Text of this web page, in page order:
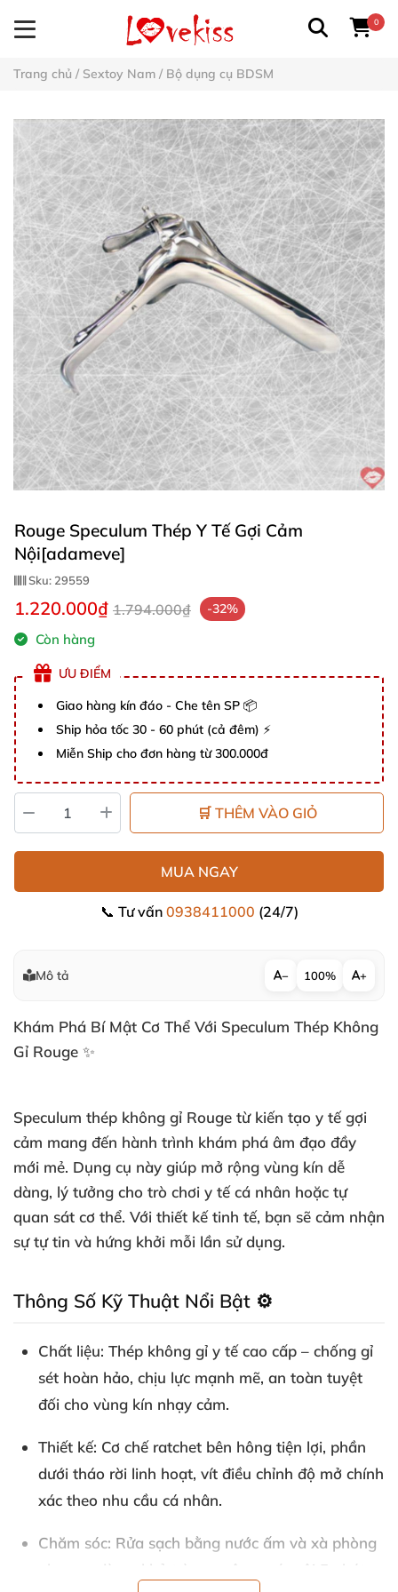
0
Trang chủ / Sextoy Nam / Bộ dụng cụ BDSM
Rouge Speculum Thép Y Tế Gợi Cảm
Nội[adameve]​
Sku: 29559
1.220.000₫ 1.794.000₫ -32%
Còn hàng
ƯU ĐIỂM
Giao hàng kín đáo - Che tên SP 📦
Ship hỏa tốc 30 - 60 phút (cả đêm) ⚡
Miễn Ship cho đơn hàng từ 300.000đ
🛒 THÊM VÀO GIỎ
MUA NGAY
📞 Tư vấn 0938411000 (24/7)
Mô tả − 100% +
Khám Phá Bí Mật Cơ Thể Với Speculum Thép Không
Gỉ Rouge ✨
Speculum thép không gỉ Rouge từ kiến tạo y tế gợi
cảm mang đến hành trình khám phá âm đạo đầy
mới mẻ. Dụng cụ này giúp mở rộng vùng kín dễ
dàng, lý tưởng cho trò chơi y tế cá nhân hoặc tự
quan sát cơ thể. Với thiết kế tinh tế, bạn sẽ cảm nhận
sự tự tin và hứng khởi mỗi lần sử dụng.
Thông Số Kỹ Thuật Nổi Bật ⚙️
Chất liệu: Thép không gỉ y tế cao cấp – chống gỉ
sét hoàn hảo, chịu lực mạnh mẽ, an toàn tuyệt
đối cho vùng kín nhạy cảm.
Thiết kế: Cơ chế ratchet bên hông tiện lợi, phần
dưới tháo rời linh hoạt, vít điều chỉnh độ mở chính
xác theo nhu cầu cá nhân.
Chăm sóc: Rửa sạch bằng nước ấm và xà phòng
nhẹ sau dùng; khử trùng ngâm nước sôi 5 phút